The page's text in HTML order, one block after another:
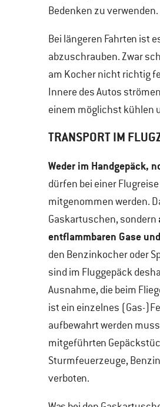
Bedenken zu verwenden.
Bei längeren Fahrten ist
abzuschrauben. Zwar
am Kocher nicht richtig
Innere des Autos
einem möglichst kühlen
TRANSPORT IM
Weder im Handgepäck,
dürfen bei einer
mitgenommen werden.
Gaskartuschen, sondern
entflammbaren Gase
den Benzinkocher oder
sind im Fluggepäck
Ausnahme, die beim
ist ein einzelnes (Gas-
aufbewahrt werden
mitgeführten
Sturmfeuerzeuge,
verboten.